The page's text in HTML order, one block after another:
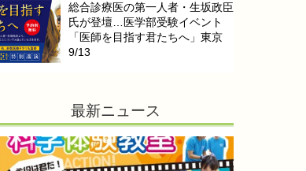
総合診療医の第一人者・生坂政臣
氏が登壇…医学部受験イベント
「医師を目指す君たちへ」東京
9/13
最新ニュース